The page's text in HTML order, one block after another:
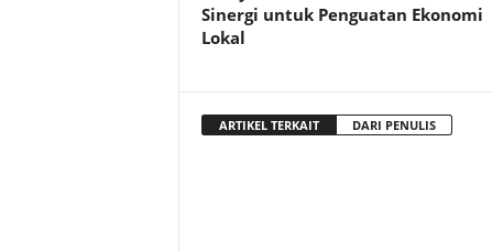
Sinergi untuk Penguatan Ekonomi
Lokal
ARTIKEL TERKAIT DARI PENULIS